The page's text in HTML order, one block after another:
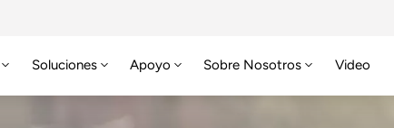
Soluciones Apoyo Sobre Nosotros Video